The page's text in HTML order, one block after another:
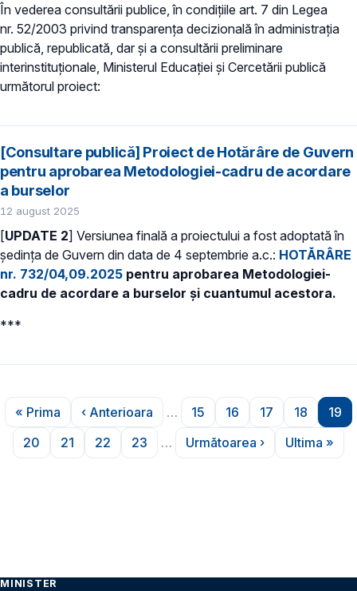
În vederea consultării publice, în condiţiile art. 7 din Legea
nr. 52/2003 privind transparenţa decizională în administraţia
publică, republicată, dar și a consultării preliminare
interinstituționale, Ministerul Educaţiei și Cercetării publică
următorul proiect:
[Consultare publică] Proiect de Hotărâre de Guvern
pentru aprobarea Metodologiei-cadru de acordare
a burselor
12 august 2025
[UPDATE 2] Versiunea finală a proiectului a fost adoptată în
ședința de Guvern din data de 4 septembrie a.c.: HOTĂRÂRE
nr. 732/04,09.2025 pentru aprobarea Metodologiei-
cadru de acordare a burselor și cuantumul acestora.
***
Paginare
Prima pagină
« Prima
Pagina anterioară
‹ Anterioara …
Pagina
15
Pagina
16
Pagina
17
Pagina
18 19
Pagina
20
Pagina
21
Pagina
22
Pagina
23 …
Pagina următoare
Următoarea ›
Ultima
Ultima »
MINISTER